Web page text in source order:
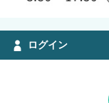
ログイン